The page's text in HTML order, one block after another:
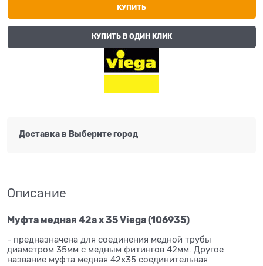
КУПИТЬ
КУПИТЬ В ОДИН КЛИК
Доставка в Выберите город
Описание
Муфта медная 42а x 35 Viega (106935)
- предназначена для соединения медной трубы
диаметром 35мм с медным фитингов 42мм. Другое
название муфта медная 42x35 соединительная